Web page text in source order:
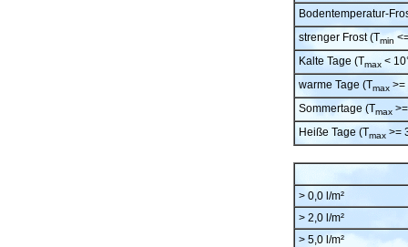
Bodentemperatur-
strenger Frost (Tmin
Kalte Tage (Tmax<
warme Tage (Tmax>=
Sommertage (Tmax>=
Heiße Tage (Tmax>=
> 0,0 l/m²
> 2,0 l/m²
> 5,0 l/m²